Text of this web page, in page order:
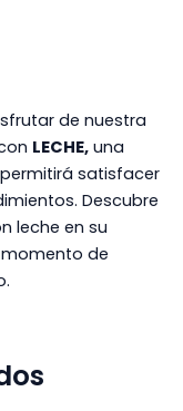
de nuestra
LECHE, una
satisfacer
Descubre
leche en su
de